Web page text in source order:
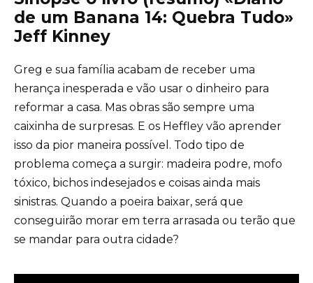
de um Banana 14: Quebra Tudo»
Jeff Kinney
Greg e sua família acabam de receber uma
herança inesperada e vão usar o dinheiro para
reformar a casa. Mas obras são sempre uma
caixinha de surpresas. E os Heffley vão aprender
isso da pior maneira possível. Todo tipo de
problema começa a surgir: madeira podre, mofo
tóxico, bichos indesejados e coisas ainda mais
sinistras. Quando a poeira baixar, será que
conseguirão morar em terra arrasada ou terão que
se mandar para outra cidade?